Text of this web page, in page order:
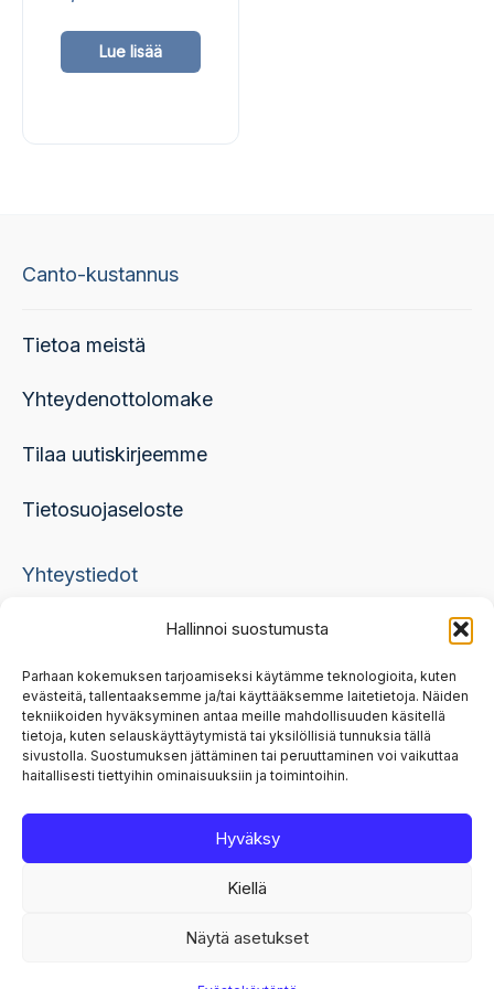
Hallinnoi suostumusta
Parhaan kokemuksen tarjoamiseksi käytämme teknologioita, kuten
evästeitä, tallentaaksemme ja/tai käyttääksemme laitetietoja. Näiden
tekniikoiden hyväksyminen antaa meille mahdollisuuden käsitellä
tietoja, kuten selauskäyttäytymistä tai yksilöllisiä tunnuksia tällä
sivustolla. Suostumuksen jättäminen tai peruuttaminen voi vaikuttaa
haitallisesti tiettyihin ominaisuuksiin ja toimintoihin.
Hyväksy
Kiellä
Näytä asetukset
Lue lisää
Tällä
muunnelma.
Canto-kustannus
Tietoa meistä
Yhteydenottolomake
Tilaa uutiskirjeemme
Tietosuojaseloste
Yhteystiedot
etunimi.sukunimi@skml.fi
Canto-kustannus
Puistokatu 5
57100 Savonlinna
Copyright © 2026 Canto-kustannus